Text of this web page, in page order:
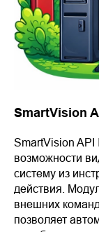
SmartVision
SmartVision API
возможности
систему из
действия.
внешних
позволяет